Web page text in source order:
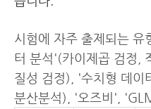
시험에 자주 출제되는 유
터 분석'(카이제곱 검정,
질성 검정), '수치형 데이
분산분석), '오즈비',